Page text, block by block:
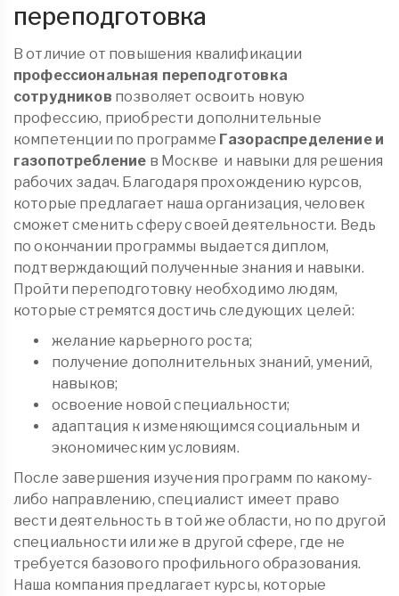
переподготовка
В отличие от повышения квалификации
профессиональная переподготовка
сотрудников позволяет освоить новую
профессию, приобрести дополнительные
компетенции по программе Газораспределение и
газопотребление в Москве и навыки для решения
рабочих задач. Благодаря прохождению курсов,
которые предлагает наша организация, человек
сможет сменить сферу своей деятельности. Ведь
по окончании программы выдается диплом,
подтверждающий полученные знания и навыки.
Пройти переподготовку необходимо людям,
которые стремятся достичь следующих целей:
желание карьерного роста;
получение дополнительных знаний, умений,
навыков;
освоение новой специальности;
адаптация к изменяющимся социальным и
экономическим условиям.
После завершения изучения программ по какому-
либо направлению, специалист имеет право
вести деятельность в той же области, но по другой
специальности или же в другой сфере, где не
требуется базового профильного образования.
Наша компания предлагает курсы, которые